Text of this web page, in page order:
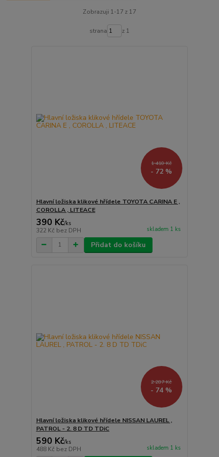
Zobrazuji 1-17 z 17
strana z 1
1 410 Kč
- 72 %
Hlavní ložiska klikové hřídele TOYOTA CARINA E ,
COROLLA , LITEACE
390 Kč/ks
322 Kč bez DPH skladem 1 ks
Přidat do košíku
2 287 Kč
- 74 %
Hlavní ložiska klikové hřídele NISSAN LAUREL ,
PATROL - 2. 8 D TD TDiC
590 Kč/ks
488 Kč bez DPH skladem 1 ks